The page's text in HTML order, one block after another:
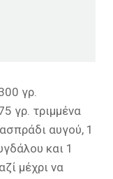
γρ.
γρ. τριμμένα
αυγού, 1
και 1
μέχρι να